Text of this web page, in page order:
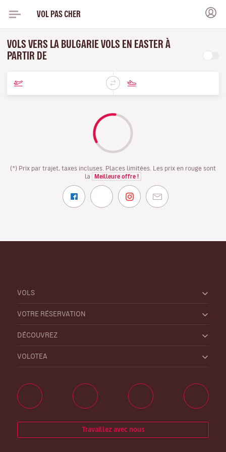
VOL PAS CHER
VOLS VERS LA BULGARIE VOLS EN EASTER À
PARTIR DE
(*) Prix par trajet, taxes incluses. Places limitées. Les prix en rouge sont
la
Meilleure offre !
VOLS
VOTRE RÉSERVATION
DÉCOUVREZ
VOLOTEA
Travaillez avec nous